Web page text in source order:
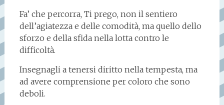
Fa’ che percorra, Ti prego, non il sentiero
dell’agiatezza e delle comodità, ma quello dello
sforzo e della sfida nella lotta contro le
difficoltà.
Insegnagli a tenersi diritto nella tempesta, ma
ad avere comprensione per coloro che sono
deboli.